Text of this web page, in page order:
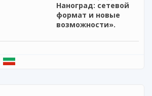
Наноград: сетевой
формат и новые
возможности».
о Вебинар «Цифровой Наноград: сетевой